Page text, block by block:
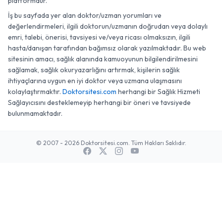
İş bu sayfada yer alan doktor/uzman yorumları ve
değerlendirmeleri, ilgili doktorun/uzmanın doğrudan veya dolaylı
emri, talebi, önerisi, tavsiyesi ve/veya ricası olmaksızın, ilgili
hasta/danışan tarafından bağımsız olarak yazılmaktadır. Bu web
sitesinin amacı, sağlık alanında kamuoyunun bilgilendirilmesini
sağlamak, sağlık okuryazarlığını artırmak, kişilerin sağlık
ihtiyaçlarına uygun en iyi doktor veya uzmana ulaşmasını
kolaylaştırmaktır. Doktorsitesi.com herhangi bir Sağlık Hizmeti
Sağlayıcısını desteklemeyip herhangi bir öneri ve tavsiyede
bulunmamaktadır.
© 2007 - 2026 Doktorsitesi.com. Tüm Hakları Saklıdır.